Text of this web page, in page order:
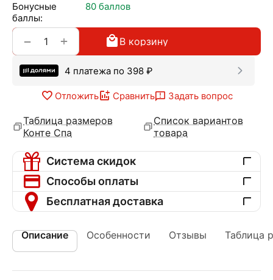
Бонусные
баллы:
80 баллов
+
− В корзину
4 платежа по 398 ₽
Отложить Сравнить Задать вопрос
Таблица размеров
Конте Спа
Список вариантов
товара
Система скидок
Способы оплаты
Бесплатная доставка
Описание Особенности Отзывы Таблица